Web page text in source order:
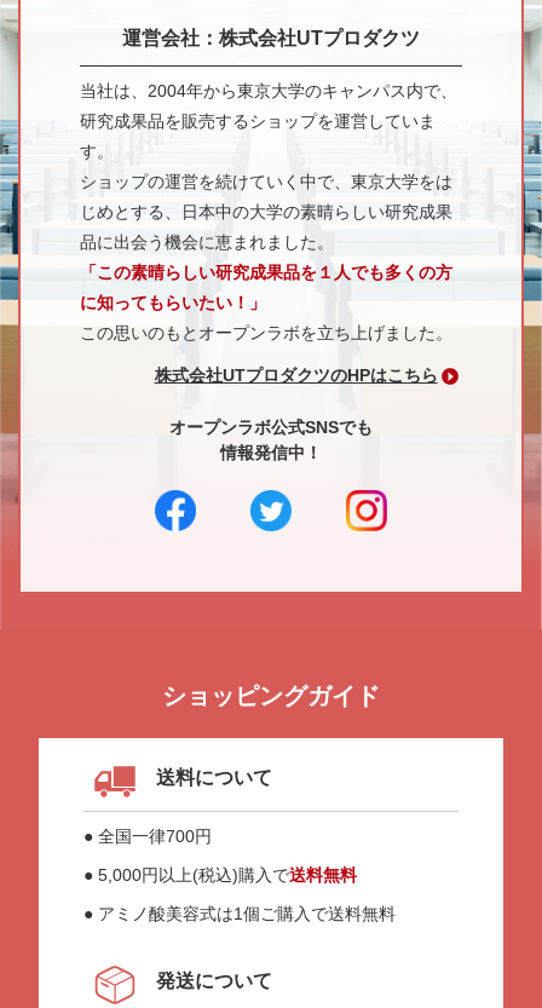
運営会社：株式会社UTプロダクツ
当社は、2004年から東京大学のキャンパス内で、
研究成果品を販売するショップを運営していま
す。
ショップの運営を続けていく中で、東京大学をは
じめとする、日本中の大学の素晴らしい研究成果
品に出会う機会に恵まれました。
「この素晴らしい研究成果品を１人でも多くの方
に知ってもらいたい！」
この思いのもとオープンラボを立ち上げました。
株式会社UTプロダクツのHPはこちら
オープンラボ公式SNSでも
情報発信中！
ショッピングガイド
送料について
● 全国一律700円
● 5,000円以上(税込)購入で送料無料
● アミノ酸美容式は1個ご購入で送料無料
発送について